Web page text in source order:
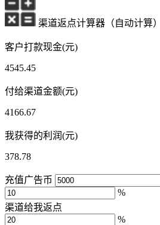
渠道返点计算器（自动计算）
客户打款现金(元)
4545.45
付给渠道金额(元)
4166.67
我获得的利润(元)
378.78
充值广告币
%
渠道给我返点
%